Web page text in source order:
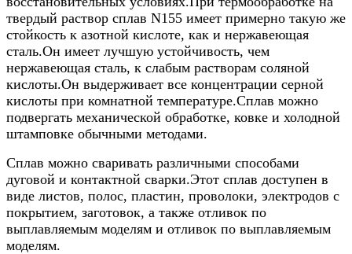
твердый раствор сплав N155 имеет примерно такую ​​же
стойкость к азотной кислоте, как и нержавеющая
сталь.Он имеет лучшую устойчивость, чем
нержавеющая сталь, к слабым растворам соляной
кислоты.Он выдерживает все концентрации серной
кислоты при комнатной температуре.Сплав можно
подвергать механической обработке, ковке и холодной
штамповке обычными методами.
Сплав можно сваривать различными способами
дуговой и контактной сварки.Этот сплав доступен в
виде листов, полос, пластин, проволоки, электродов с
покрытием, заготовок, а также отливок по
выплавляемым моделям и отливок по выплавляемым
моделям.